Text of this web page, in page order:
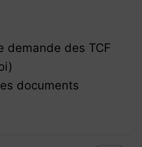
demande des TCF
documents